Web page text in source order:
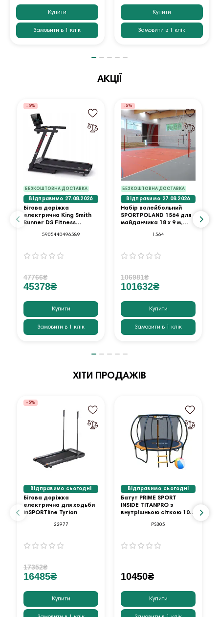
Купити
Замовити в 1 клік
Купити
Замовити в 1 клік
АКЦІЇ
БЕЗКОШТОВНА ДОСТАВКА
-5%
Відправимо 27.08.2026
Бігова доріжка
електрична King Smith
Runner DS Fitness
5905440496589
47766₴
45378₴
Купити
Замовити в 1 клік
БЕЗКОШТОВНА ДОСТАВКА
-5%
Відправимо 27.08.2026
Набір волейбольний
SPORTPOLAND 1564 для
майданчика 18 х 9 м,
1564
106981₴
101632₴
Купити
Замовити в 1 клік
ХІТИ ПРОДАЖІВ
-5%
Відправимо сьогодні
Бігова доріжка
електрична для ходьби
inSPORTline Tyrion
22977
17352₴
16485₴
Купити
Відправимо сьогодні
Батут PRIME SPORT
INSIDE TITANPRO з
внутрішньою сіткою 10
PS305
10450₴
Купити